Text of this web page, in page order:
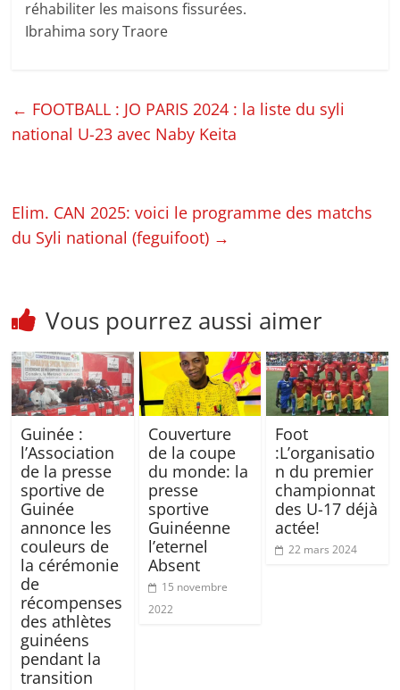
réhabiliter les maisons fissurées.
Ibrahima sory Traore
← FOOTBALL : JO PARIS 2024 : la liste du syli
national U-23 avec Naby Keita
Elim. CAN 2025: voici le programme des matchs
du Syli national (feguifoot) →
Vous pourrez aussi aimer
Guinée :
l’Association
de la presse
sportive de
Guinée
annonce les
couleurs de
la cérémonie
de
récompenses
des athlètes
guinéens
pendant la
transition
Couverture
de la coupe
du monde: la
presse
sportive
Guinéenne
l’eternel
Absent
15 novembre
2022
Foot
:L’organisatio
n du premier
championnat
des U-17 déjà
actée!
22 mars 2024